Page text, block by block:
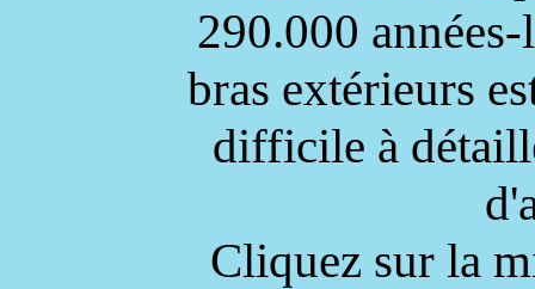
290.000
bras extérieurs
difficile à
Cliquez sur la